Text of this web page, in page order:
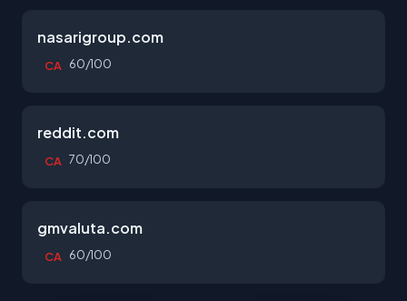
nasarigroup.com
CA 60/100
reddit.com
CA 70/100
gmvaluta.com
CA 60/100